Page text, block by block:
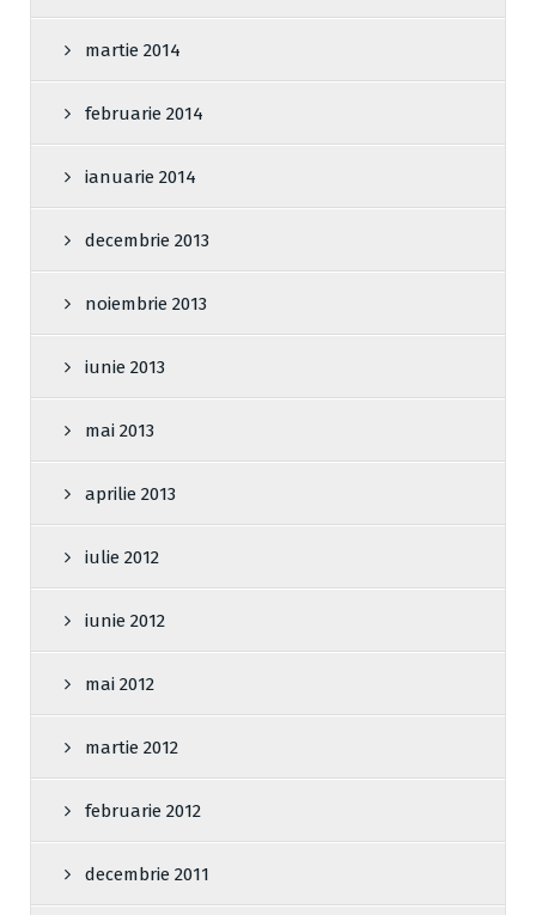
martie 2014
februarie 2014
ianuarie 2014
decembrie 2013
noiembrie 2013
iunie 2013
mai 2013
aprilie 2013
iulie 2012
iunie 2012
mai 2012
martie 2012
februarie 2012
decembrie 2011